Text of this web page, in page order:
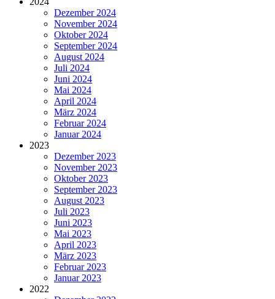
Dezember 2024
November 2024
Oktober 2024
September 2024
August 2024
Juli 2024
Juni 2024
Mai 2024
April 2024
März 2024
Februar 2024
Januar 2024
2023
Dezember 2023
November 2023
Oktober 2023
September 2023
August 2023
Juli 2023
Juni 2023
Mai 2023
April 2023
März 2023
Februar 2023
Januar 2023
2022